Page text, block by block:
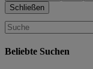
Schließen
Beliebte Suchen